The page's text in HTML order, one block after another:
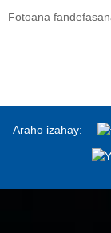
Fotoana
Araho izahay: